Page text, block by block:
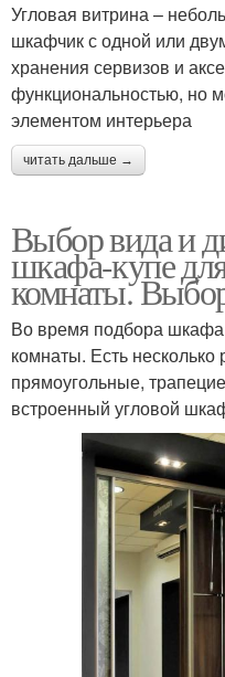
Угловая витрина –
шкафчик с одной или
хранения сервизов и
функциональностью, но
элементом интерьера
читать дальше →
Выбор вида и
шкафа-купе
комнаты.
Во время подбора шкафа
комнаты. Есть
прямоугольные,
встроенный угловой